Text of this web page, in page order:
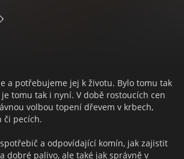
a potřebujeme jej k životu. Bylo tomu tak
tomu tak i nyní. V době rostoucích cen
volbou topení dřevem v krbech,
či pecích.
a odpovídající komín, jak zajistit
dobré palivo, ale také jak správně v